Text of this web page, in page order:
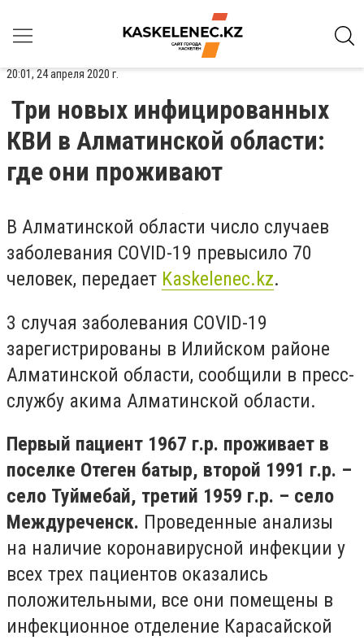
20:01, 24 апреля 2020 г.
Три новых инфицированных
КВИ в Алматинской области:
где они проживают
В Алматинской области число случаев
заболевания COVID-19 превысило 70
человек, передает Kaskelenec. kz.
3 случая заболевания COVID-19
зарегистрированы в Илийском районе
Алматинской области, сообщили в пресс-
службу акима Алматинской области.
Первый пациент 1967 г.р. проживает в
поселке Отеген батыр, второй 1991 г.р. –
село Туймебай, третий 1959 г.р. – село
Междуреченск. Проведенные анализы
на наличие коронавирусной инфекции у
всех трех пациентов оказались
положительными, все они помещены в
инфекционное отделение Карасайской